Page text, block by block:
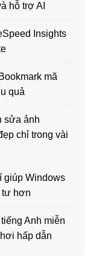
hỗ trợ AI
Insights
mã
quả
sửa ảnh
chỉ trong vài
giúp Windows
tư hơn
Anh miễn
hấp dẫn